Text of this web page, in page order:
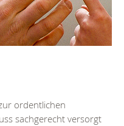
ordentlichen
sachgerecht versorgt